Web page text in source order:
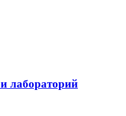
лабораторий